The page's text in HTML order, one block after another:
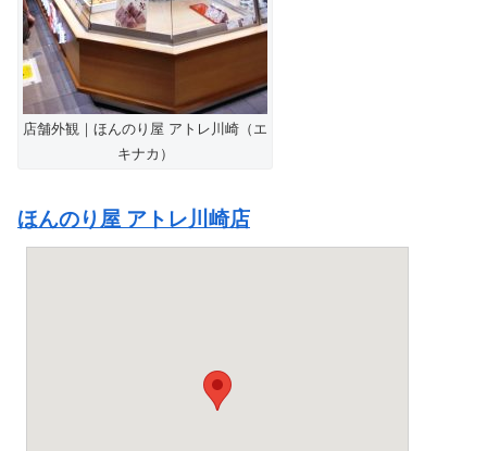
店舗外観｜ほんのり屋 アトレ川崎（エ
キナカ）
ほんのり屋 アトレ川崎店